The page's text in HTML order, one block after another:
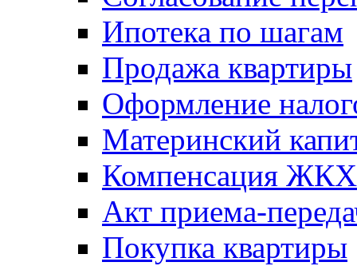
Ипотека по шагам
Продажа квартиры
Оформление
Материнский
Компенсация ЖКХ
Акт приема-
Покупка квартиры